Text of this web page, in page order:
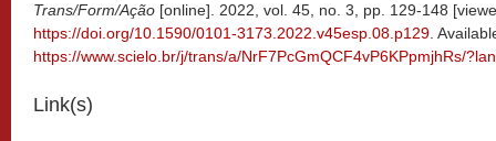
Trans/Form/Ação [online]. 2022, vol. 45, no. 3, pp. 129-148
https://doi.org/10.1590/0101-3173.2022.v45esp.08.p129 .
https://www.scielo.br/j/trans/a/NrF7PcGmQCF4vP6KPpmjhRs/
Link(s)